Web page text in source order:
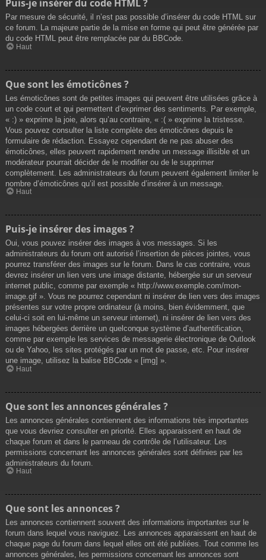
Puis-je insérer du code HTML ?
Par mesure de sécurité, il n’est pas possible d’insérer du code HTML sur
ce forum. La majeure partie de la mise en forme qui peut être générée par
du code HTML peut être remplacée par du BBCode.
Haut
Que sont les émoticônes ?
Les émoticônes sont de petites images qui peuvent être utilisées grâce à
un code court et qui permettent d’exprimer des sentiments. Par exemple,
« :) » exprime la joie, alors qu’au contraire, « :( » exprime la tristesse.
Vous pouvez consulter la liste complète des émoticônes depuis le
formulaire de rédaction. Essayez cependant de ne pas abuser des
émoticônes, elles peuvent rapidement rendre un message illisible et un
modérateur pourrait décider de le modifier ou de le supprimer
complètement. Les administrateurs du forum peuvent également limiter le
nombre d’émoticônes qu’il est possible d’insérer à un message.
Haut
Puis-je insérer des images ?
Oui, vous pouvez insérer des images à vos messages. Si les
administrateurs du forum ont autorisé l’insertion de pièces jointes, vous
pourrez transférer des images sur le forum. Dans le cas contraire, vous
devrez insérer un lien vers une image distante, hébergée sur un serveur
internet public, comme par exemple « http://www.exemple.com/mon-
image.gif ». Vous ne pourrez cependant ni insérer de lien vers des images
présentes sur votre propre ordinateur (à moins, bien évidemment, que
celui-ci soit en lui-même un serveur internet), ni insérer de lien vers des
images hébergées derrière un quelconque système d’authentification,
comme par exemple les services de messagerie électronique de Outlook
ou de Yahoo, les sites protégés par un mot de passe, etc. Pour insérer
une image, utilisez la balise BBCode « [img] ».
Haut
Que sont les annonces générales ?
Les annonces générales contiennent des informations très importantes
que vous devriez consulter en priorité. Elles apparaissent en haut de
chaque forum et dans le panneau de contrôle de l’utilisateur. Les
permissions concernant les annonces générales sont définies par les
administrateurs du forum.
Haut
Que sont les annonces ?
Les annonces contiennent souvent des informations importantes sur le
forum dans lequel vous naviguez. Les annonces apparaissent en haut de
chaque page du forum dans lequel elles ont été publiées. Tout comme les
annonces générales, les permissions concernant les annonces sont